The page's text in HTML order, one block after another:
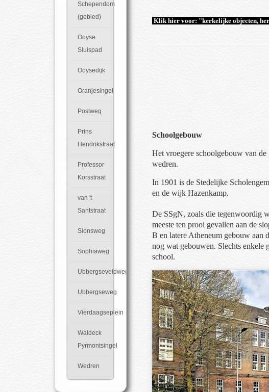
Schependom
(gebied)
Ooyse
Sluispad
Ooysedijk
Oranjesingel
Postweg
Prins
Hendrikstraat
Professor
Korsstraat
van 't
Santstraat
Sionsweg
Sophiaweg
Ubbergseveldweg
Ubbergseweg
Vierdaagseplein
Waldeck
Pyrmontsingel
Wedren
Klik hier voor: "kerkelijke objecten,
Schoolgebouw
Het vroegere schoolgebouw van
wedren.
In 1901 is de Stedelijke
en de wijk Hazenkamp.
De SSgN, zoals die tegenwoordig
meeste ten prooi gevallen aan de
B en latere Atheneum gebouw aan
nog wat gebouwen. Slechts enkele
school.